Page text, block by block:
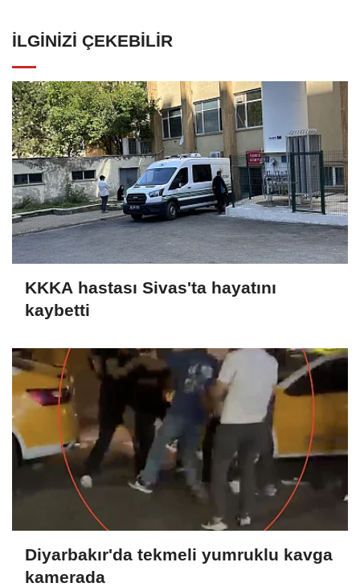
İLGINIZI ÇEKEBILIR
KKKA hastası Sivas'ta hayatını
kaybetti
Diyarbakır'da tekmeli yumruklu kavga
kamerada